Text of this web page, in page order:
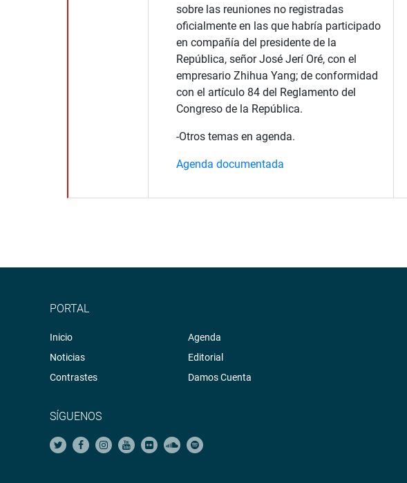
sobre las reuniones no registradas
oficialmente en las que habría participado
en compañía del presidente de la
República, señor José Jerí Oré, con el
empresario Zhihua Yang; de conformidad
con el artículo 84 del Reglamento del
Congreso de la República.
-Otros temas en agenda.
Agenda documentada
PORTAL
Inicio
Noticias
Contrastes
Agenda
Editorial
Damos Cuenta
SÍGUENOS